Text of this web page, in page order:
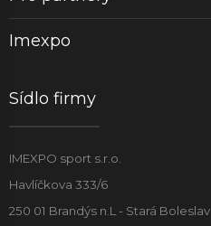
Imexpo
Sídlo firmy
IMEXPO sport s.r.o.
Havlíčkova 333/6
250 01 Brandýs n.L - Stará Boleslav